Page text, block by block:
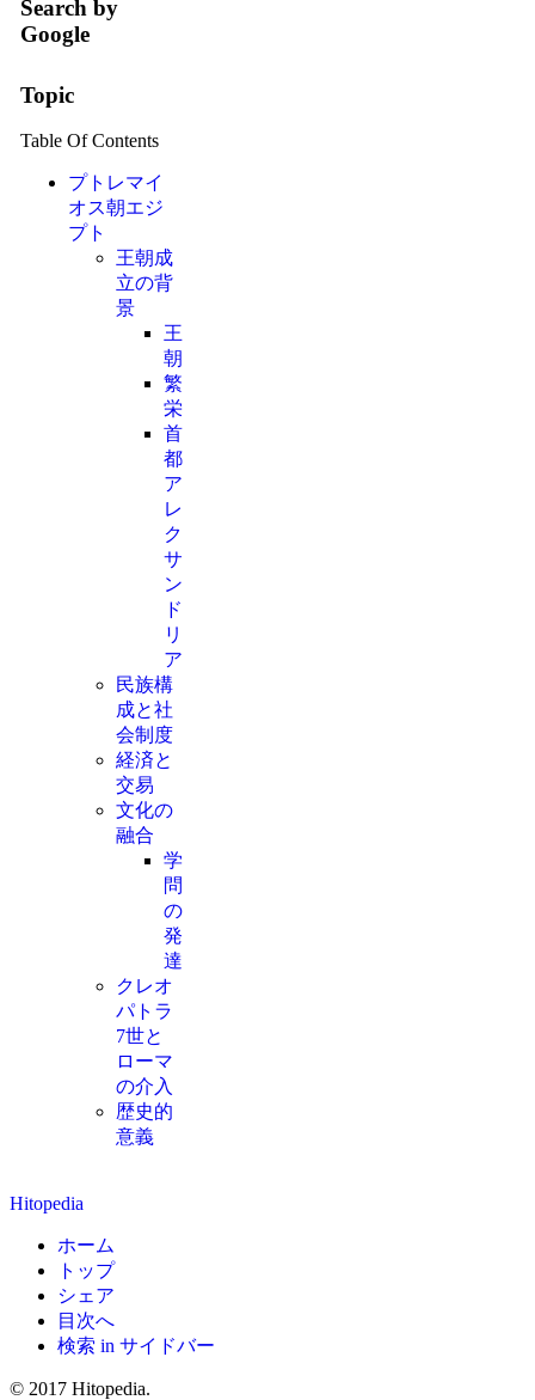
Search by
Google
Topic
Table Of Contents
プトレマイ
オス朝エジ
プト
王朝成
立の背
景
王
朝
繁
栄
首
都
ア
レ
ク
サ
ン
ド
リ
ア
民族構
成と社
会制度
経済と
交易
文化の
融合
学
問
の
発
達
クレオ
パトラ
7世と
ローマ
の介入
歴史的
意義
Hitopedia
ホーム
トップ
シェア
目次へ
検索 in サイドバー
© 2017 Hitopedia.